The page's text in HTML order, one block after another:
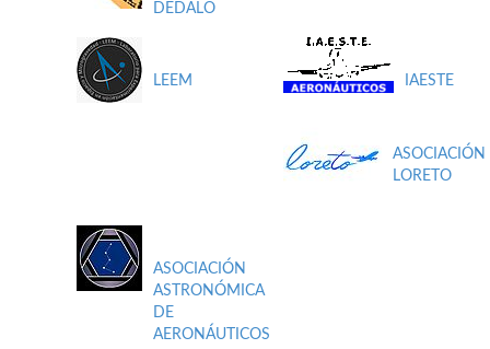
DEDALO
LEEM IAESTE
ASOCIACIÓN
LORETO
ASOCIACIÓN
ASTRONÓMICA
DE
AERONÁUTICOS